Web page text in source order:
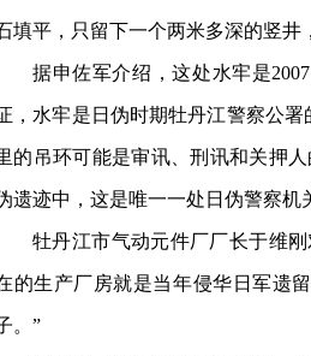
填平，只留下一个两米多深的竖井
据申佐军介绍，这处水牢是
，水牢是日伪时期牡丹江警察公
的吊环可能是审讯、刑讯和关押
遗迹中，这是唯一一处日伪警察机
牡丹江市气动元件厂厂长于维
的生产厂房就是当年侵华日军遗
。”